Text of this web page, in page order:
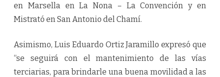
en Marsella en La Nona – La Convención y en
Mistrató en San Antonio del Chamí.
Asimismo, Luis Eduardo Ortiz Jaramillo expresó que
“se seguirá con el mantenimiento de las vías
terciarias, para brindarle una buena movilidad a las